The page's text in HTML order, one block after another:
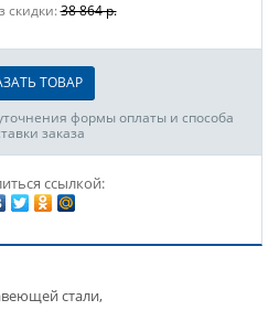
скидки:38 864 р.
ТОВАР
формы оплаты и способа
заказа
ссылкой:
стали,